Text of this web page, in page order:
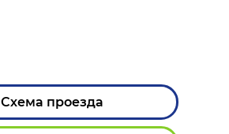
Схема проезда